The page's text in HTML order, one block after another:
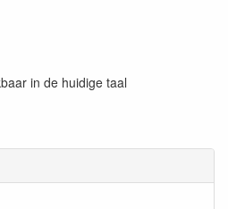
in de huidige taal